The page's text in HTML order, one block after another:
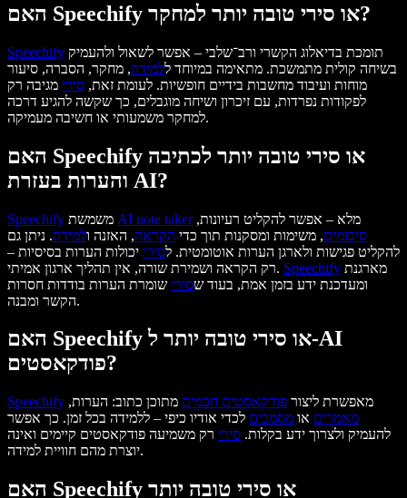
האם Speechify או סירי טובה יותר למחקר?
Speechify
בשיחה קולית מתמשכת. מתאימה במיוחד ללמידה, מחקר, הסברה, סיעור
מוחות ועיבוד מחשבות בידיים חופשיות. לעומת זאת, סירי מגיבה רק
לפקודות נפרדות, עם זיכרון ושיחה מוגבלים, כך שקשה להגיע דרכה
למחקר משמעותי או חשיבה מעמיקה.
האם Speechify או סירי טובה יותר לכתיבה
והערות בעזרת AI?
Speechify AI note taker מלא – אפשר להקליט רעיונות,
סיכומים, משימות ומסקנות תוך כדי הקראה, האזנה ולמידה. ניתן גם
להקליט פגישות ולארגן הערות אוטומטית. לסירי יכולות הערות בסיסיות –
רק הקראה ושמירת שורה, אין תהליך ארגון אמיתי. Speechify
ומעדכנת ידע בזמן אמת, בעוד שסירי שומרת הערות בודדות חסרות
הקשר ומבנה.
האם Speechify או סירי טובה יותר ל-AI
פודקאסטים?
Speechify מאפשרת ליצור פודקאסטים חכמים מתוכן כתוב: הערות,
מאמרים או מסמכים לכדי אודיו כיפי – ללמידה בכל זמן. כך אפשר
להעמיק ולצרוך ידע בקלות. סירי רק משמיעה פודקאסטים קיימים ואינה
יוצרת מהם חוויית למידה.
האם Speechify או סירי טובה יותר